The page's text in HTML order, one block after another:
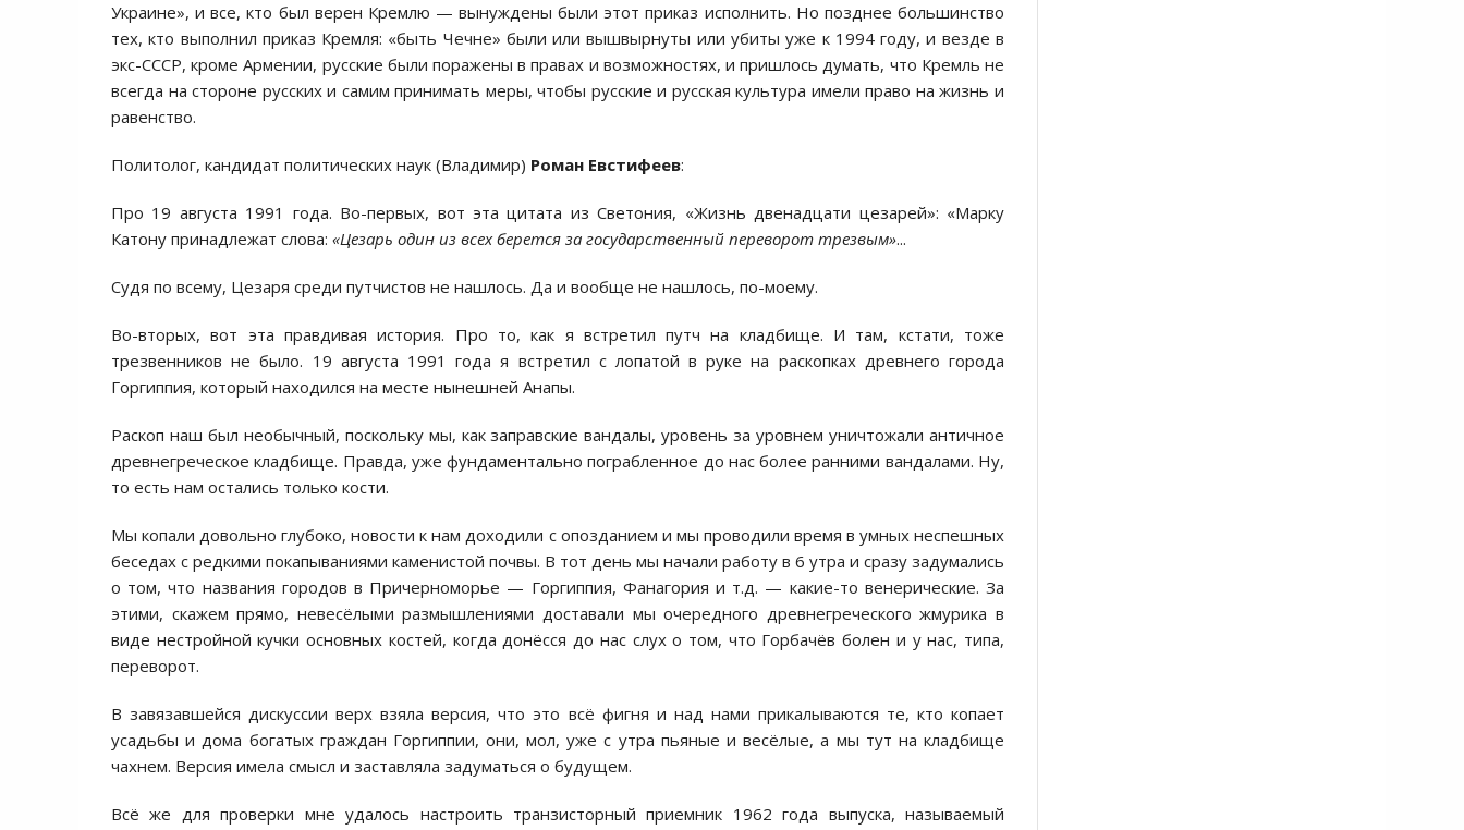
Украине», и все, кто был верен Кремлю — вынуждены были этот приказ исполнить. Но позднее большинство
тех, кто выполнил приказ Кремля: «быть Чечне» были или вышвырнуты или убиты уже к 1994 году, и везде в
экс-СССР, кроме Армении, русские были поражены в правах и возможностях, и пришлось думать, что Кремль не
всегда на стороне русских и самим принимать меры, чтобы русские и русская культура имели право на жизнь и
равенство.
Политолог, кандидат политических наук (Владимир) Роман Евстифеев:
Про 19 августа 1991 года. Во-первых, вот эта цитата из Светония, «Жизнь двенадцати цезарей»: «Марку
Катону принадлежат слова: «Цезарь один из всех берется за государственный переворот трезвым»...
Судя по всему, Цезаря среди путчистов не нашлось. Да и вообще не нашлось, по-моему.
Во-вторых, вот эта правдивая история. Про то, как я встретил путч на кладбище. И там, кстати, тоже
трезвенников не было. 19 августа 1991 года я встретил с лопатой в руке на раскопках древнего города
Горгиппия, который находился на месте нынешней Анапы.
Раскоп наш был необычный, поскольку мы, как заправские вандалы, уровень за уровнем уничтожали античное
древнегреческое кладбище. Правда, уже фундаментально пограбленное до нас более ранними вандалами. Ну,
то есть нам остались только кости.
Мы копали довольно глубоко, новости к нам доходили с опозданием и мы проводили время в умных неспешных
беседах с редкими покапываниями каменистой почвы. В тот день мы начали работу в 6 утра и сразу задумались
о том, что названия городов в Причерноморье — Горгиппия, Фанагория и т.д. — какие-то венерические. За
этими, скажем прямо, невесёлыми размышлениями доставали мы очередного древнегреческого жмурика в
виде нестройной кучки основных костей, когда донёсся до нас слух о том, что Горбачёв болен и у нас, типа,
переворот.
В завязавшейся дискуссии верх взяла версия, что это всё фигня и над нами прикалываются те, кто копает
усадьбы и дома богатых граждан Горгиппии, они, мол, уже с утра пьяные и весёлые, а мы тут на кладбище
чахнем. Версия имела смысл и заставляла задуматься о будущем.
Всё же для проверки мне удалось настроить транзисторный приемник 1962 года выпуска, называемый